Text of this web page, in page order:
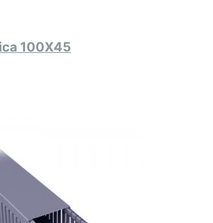
100X45